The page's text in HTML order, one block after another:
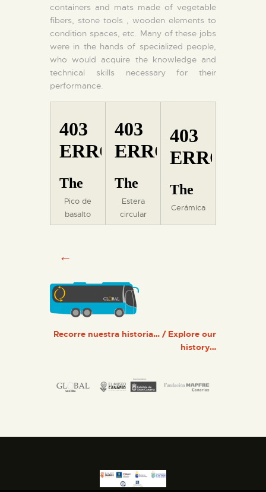
containers and mats made of vegetable
fibers, stone tools , wooden elements to
condition spaces, etc. Many of these jobs
were in the hands of specialized people,
who would acquire the knowledge and
technical skills necessary for their
performance.
Pico de
basalto
Estera
circular
Cerámica
←
Recorre nuestra historia… / Explore our
history…